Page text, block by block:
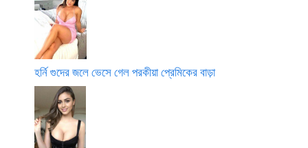
হর্নি গুদের জলে ভেসে গেল পরকীয়া প্রেমিকের বাড়া